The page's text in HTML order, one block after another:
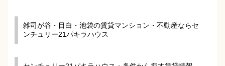
雑司が谷・目白・池袋の賃貸マンション・不動産ならセ
ンチュリー21パキラハウス